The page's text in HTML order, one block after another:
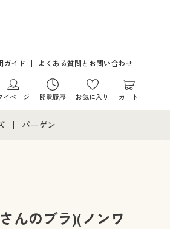
ガイド よくある質問とお問い合わせ
イページ 閲覧履歴 お気に入り カート
レディース下着
バーゲン
んのブラ)(ノンワ